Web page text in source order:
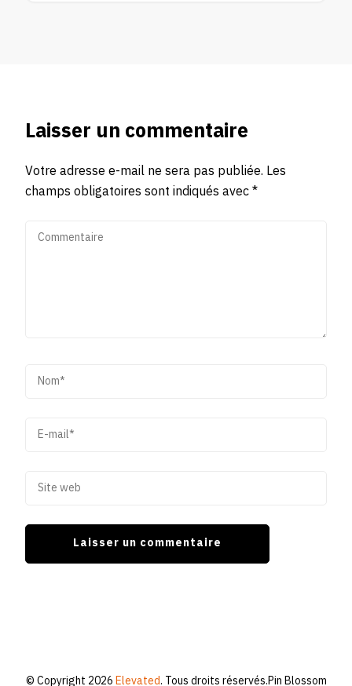
Laisser un commentaire
Votre adresse e-mail ne sera pas publiée. Les
champs obligatoires sont indiqués avec*
© Copyright 2026Elevated. Tous droits réservés.Pin Blossom